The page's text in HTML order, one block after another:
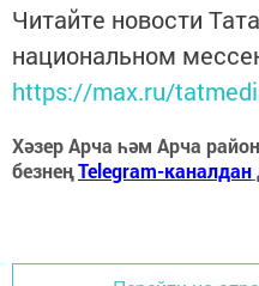
Читайте новости
национальном
https://max.ru/
Хәзер Арча һәм Арча
безнеңTelegram-каналдан